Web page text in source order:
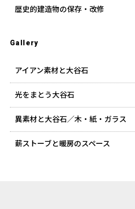
歴史的建造物の保存・改修
Gallery
アイアン素材と大谷石
光をまとう大谷石
異素材と大谷石／木・紙・ガラス
薪ストーブと暖房のスペース